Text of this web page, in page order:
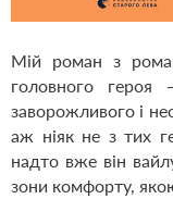
Мій роман з
головного
заворожливого і
аж ніяк не з тих
надто вже він
зони комфорту,